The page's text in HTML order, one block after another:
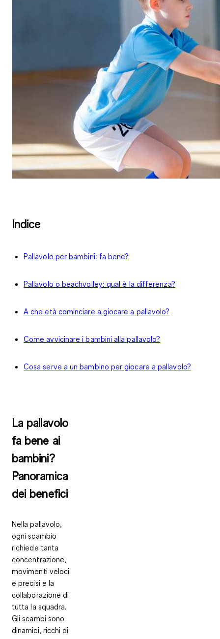
Indice
Pallavolo per bambini: fa bene?
Pallavolo o beachvolley: qual è la differenza?
A che età cominciare a giocare a pallavolo?
Come avvicinare i bambini alla pallavolo?
Cosa serve a un bambino per giocare a pallavolo?
La pallavolo
fa bene ai
bambini?
Panoramica
dei benefici
Nella pallavolo,
ogni scambio
richiede tanta
concentrazione,
movimenti veloci
e precisi e la
collaborazione di
tutta la squadra.
Gli scambi sono
dinamici, ricchi di